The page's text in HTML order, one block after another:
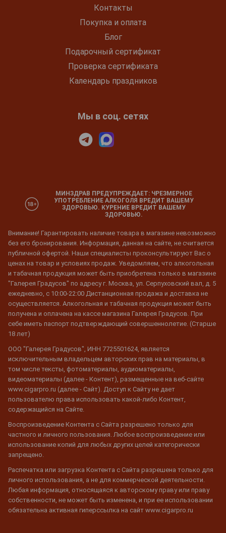
Контакты
Покупка и оплата
Блог
Подарочный сертификат
Проверка сертификата
Календарь праздников
Мы в соц. сетях
МИНЗДРАВ ПРЕДУПРЕЖДАЕТ: ЧРЕЗМЕРНОЕ
УПОТРЕБЛЕНИЕ АЛКОГОЛЯ ВРЕДИТ ВАШЕМУ
ЗДОРОВЬЮ. КУРЕНИЕ ВРЕДИТ ВАШЕМУ
ЗДОРОВЬЮ.
Внимание! Гарантировать наличие товара в магазине невозможно
без его бронирования. Информация, данная на сайте, не считается
публичной офертой. Наши специалисты проконсультируют Вас о
ценах на товар и условиях продаж. Уведомляем, что алкогольная
и табачная продукция может быть приобретена только в магазине
"Галерея Градусов" по адресу г. Москва, ул. Серпуховский вал, д. 5
ежедневно, с 10:00-22:00 Дистанционная продажа и доставка не
осуществляется. Алкогольная и табачная продукция может быть
получена и оплачена на кассе магазина Галерея Градусов. При
себе иметь паспорт подтверждающий совершеннолетие. (Старше
18 лет)
ООО "Галерея Градусов", ИНН 7725501624, является
исключительным владельцем авторских прав на материалы, в
том числе тексты, фотоматериалы, аудиоматериалы,
видеоматериалы (далее - Контент), размещенные на веб-сайте
www.cigarpro.ru (далее - Сайт). Доступ к Сайту не дает
пользователю права использовать какой-либо Контент,
содержащийся на Сайте.
Воспроизведение Контента с Сайта разрешено только для
частного и личного пользования. Любое воспроизведение или
использование копий для любых других целей категорически
запрещено.
Распечатка или загрузка Контента с Сайта разрешена только для
личного использования, а не для коммерческой деятельности.
Любая информация, относящаяся к авторскому праву или праву
собственности, не может быть изменена, и при ее использовании
обязательна активная гиперссылка на сайт www.cigarpro.ru